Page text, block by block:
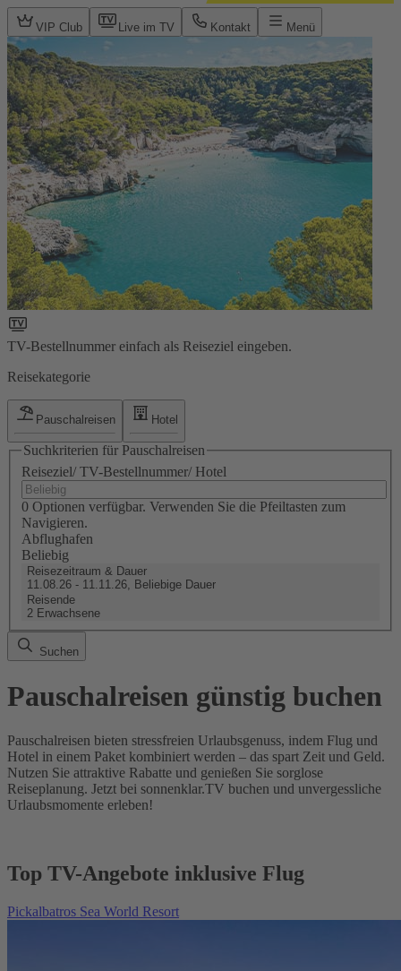
VIP Club Live im TV Kontakt Menü
TV-Bestellnummer einfach als Reiseziel eingeben.
Reisekategorie
Pauschalreisen Hotel
Suchkriterien für Pauschalreisen
Reiseziel/ TV-Bestellnummer/ Hotel
0 Optionen verfügbar. Verwenden Sie die Pfeiltasten zum
Navigieren.
Abflughafen
Beliebig
Reisezeitraum & Dauer
11.08.26 - 11.11.26, Beliebige Dauer
Reisende
2 Erwachsene
Suchen
Pauschalreisen günstig buchen
Pauschalreisen bieten stressfreien Urlaubsgenuss, indem Flug und
Hotel in einem Paket kombiniert werden – das spart Zeit und Geld.
Nutzen Sie attraktive Rabatte und genießen Sie sorglose
Reiseplanung. Jetzt bei sonnenklar.TV buchen und unvergessliche
Urlaubsmomente erleben!
Top TV-Angebote inklusive Flug
Pickalbatros Sea World Resort